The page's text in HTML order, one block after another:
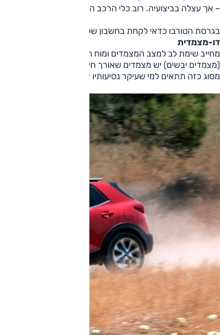
– אך עצלה בביצועיה. רוב כלי הרכב הם בגרסת 1.0 ליטר; גרסת 1.4 ליטר הוצעה בעיקר לציי רכב.
בגרסת הטורבו כדאי לקחת בחשבון שקיומה של תיבה
דו-מצמדית
מחייב שימת לב למצב המצמדים ומוח הגיר, והיא נוטה
מסוג כזה תתאים למי שעיקר נסיעותיו אינן בתנועה פקוקה או